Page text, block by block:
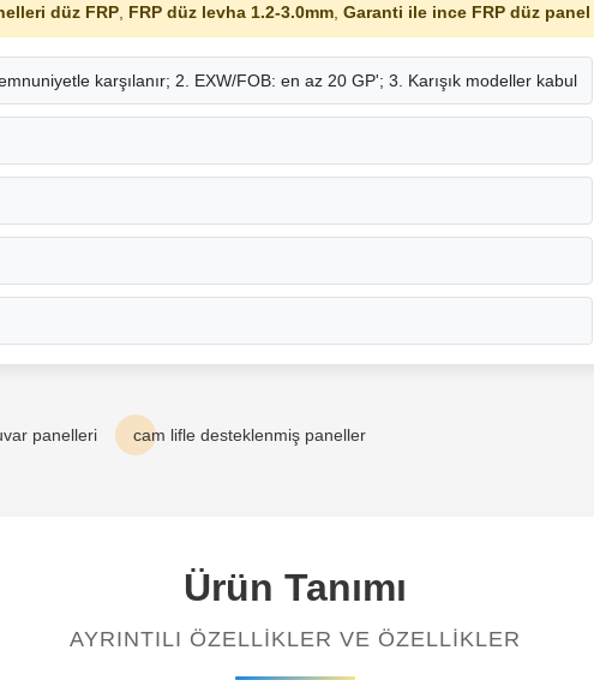
düz FRP FRP düz levha 1.2-3.0mm Garanti ile ince FRP düz panel
karşılanır; 2. EXW/FOB: en az 20 GP'; 3. Karışık modeller kabul
panelleri cam lifle desteklenmiş paneller
Ürün Tanımı
AYRINTILI ÖZELLIKLER VE ÖZELLIKLER